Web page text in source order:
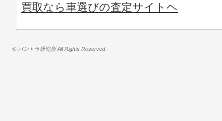
買取なら車選びの査定サイトヘ
© バントラ研究所 All Rights Reserved